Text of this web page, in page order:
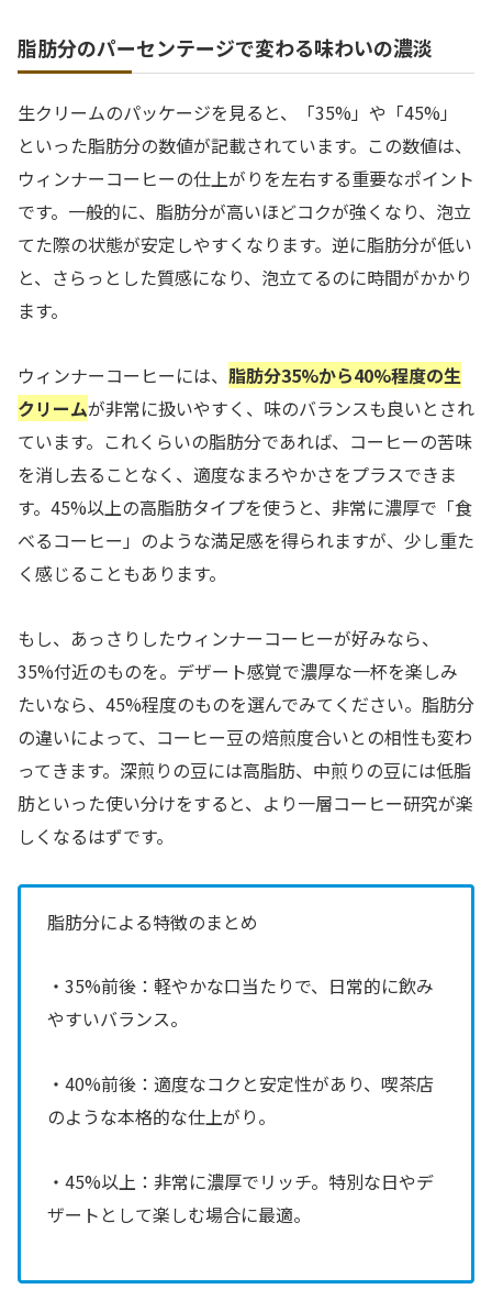
脂肪分のパーセンテージで変わる味わいの濃淡
生クリームのパッケージを見ると、「35%」や「45%」
といった脂肪分の数値が記載されています。この数値は、
ウィンナーコーヒーの仕上がりを左右する重要なポイント
です。一般的に、脂肪分が高いほどコクが強くなり、泡立
てた際の状態が安定しやすくなります。逆に脂肪分が低い
と、さらっとした質感になり、泡立てるのに時間がかかり
ます。
ウィンナーコーヒーには、 脂肪分35%から40%程度の生
クリームが非常に扱いやすく、味のバランスも良いとされ
ています。これくらいの脂肪分であれば、コーヒーの苦味
を消し去ることなく、適度なまろやかさをプラスできま
す。45%以上の高脂肪タイプを使うと、非常に濃厚で「食
べるコーヒー」のような満足感を得られますが、少し重た
く感じることもあります。
もし、あっさりしたウィンナーコーヒーが好みなら、
35%付近のものを。デザート感覚で濃厚な一杯を楽しみ
たいなら、45%程度のものを選んでみてください。脂肪分
の違いによって、コーヒー豆の焙煎度合いとの相性も変わ
ってきます。深煎りの豆には高脂肪、中煎りの豆には低脂
肪といった使い分けをすると、より一層コーヒー研究が楽
しくなるはずです。
脂肪分による特徴のまとめ
・35%前後：軽やかな口当たりで、日常的に飲み
やすいバランス。
・40%前後：適度なコクと安定性があり、喫茶店
のような本格的な仕上がり。
・45%以上：非常に濃厚でリッチ。特別な日やデ
ザートとして楽しむ場合に最適。